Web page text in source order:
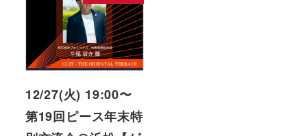
12/27(火) 19:00〜
第19回ピース年末特